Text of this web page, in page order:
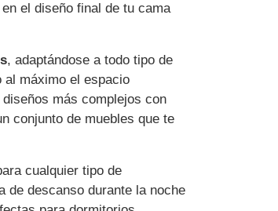
el diseño final de tu cama
, adaptándose a todo tipo de
al máximo el espacio
más complejos con
conjunto de muebles que te
cualquier tipo de
de descanso durante la noche